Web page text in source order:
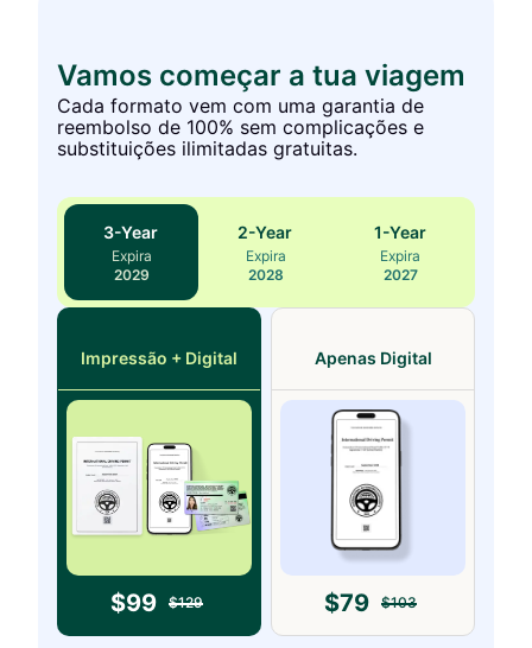
Vamos começar a tua viagem
Cada formato vem com uma garantia de
reembolso de 100% sem complicações e
substituições ilimitadas gratuitas.
3-Year
Expira
2029
2-Year
Expira
2028
1-Year
Expira
2027
Impressão + Digital
$99 $129
Apenas Digital
$79 $103